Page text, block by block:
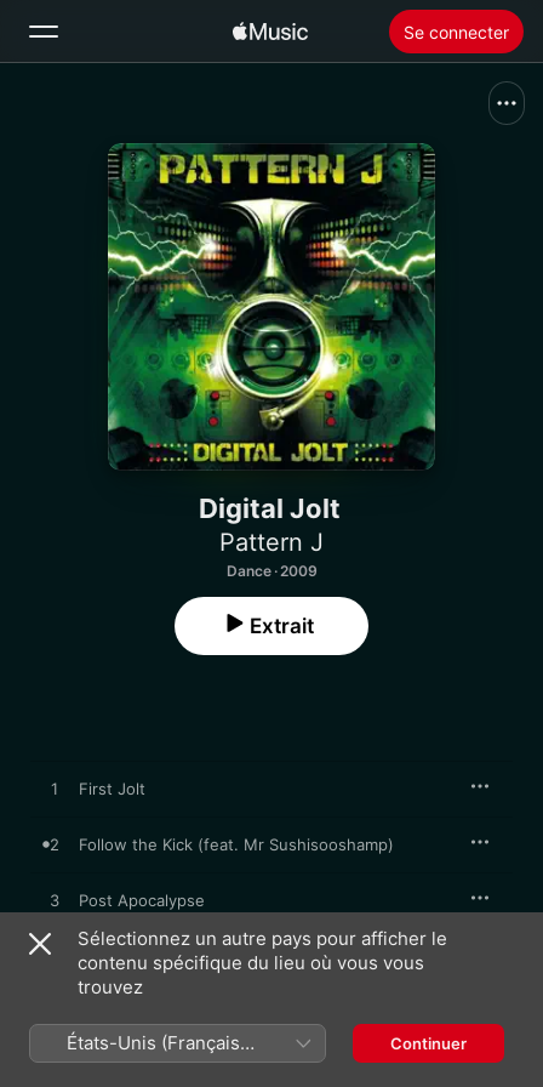
Se connecter
Accueil
Nouveautés
Radio
Installer Apple Music
Digital Jolt
Pattern J
Dance · 2009
Extrait
1 First Jolt
2 Follow the Kick (feat. Mr Sushisooshamp)
3 Post Apocalypse
4 Metalslaves
6 The Future
Sélectionnez un autre pays pour afficher le
contenu spécifique du lieu où vous vous
trouvez
États-Unis (Français
France)
Continuer